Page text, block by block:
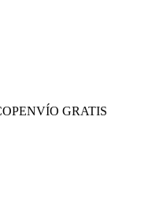
ENVÍO GRATIS